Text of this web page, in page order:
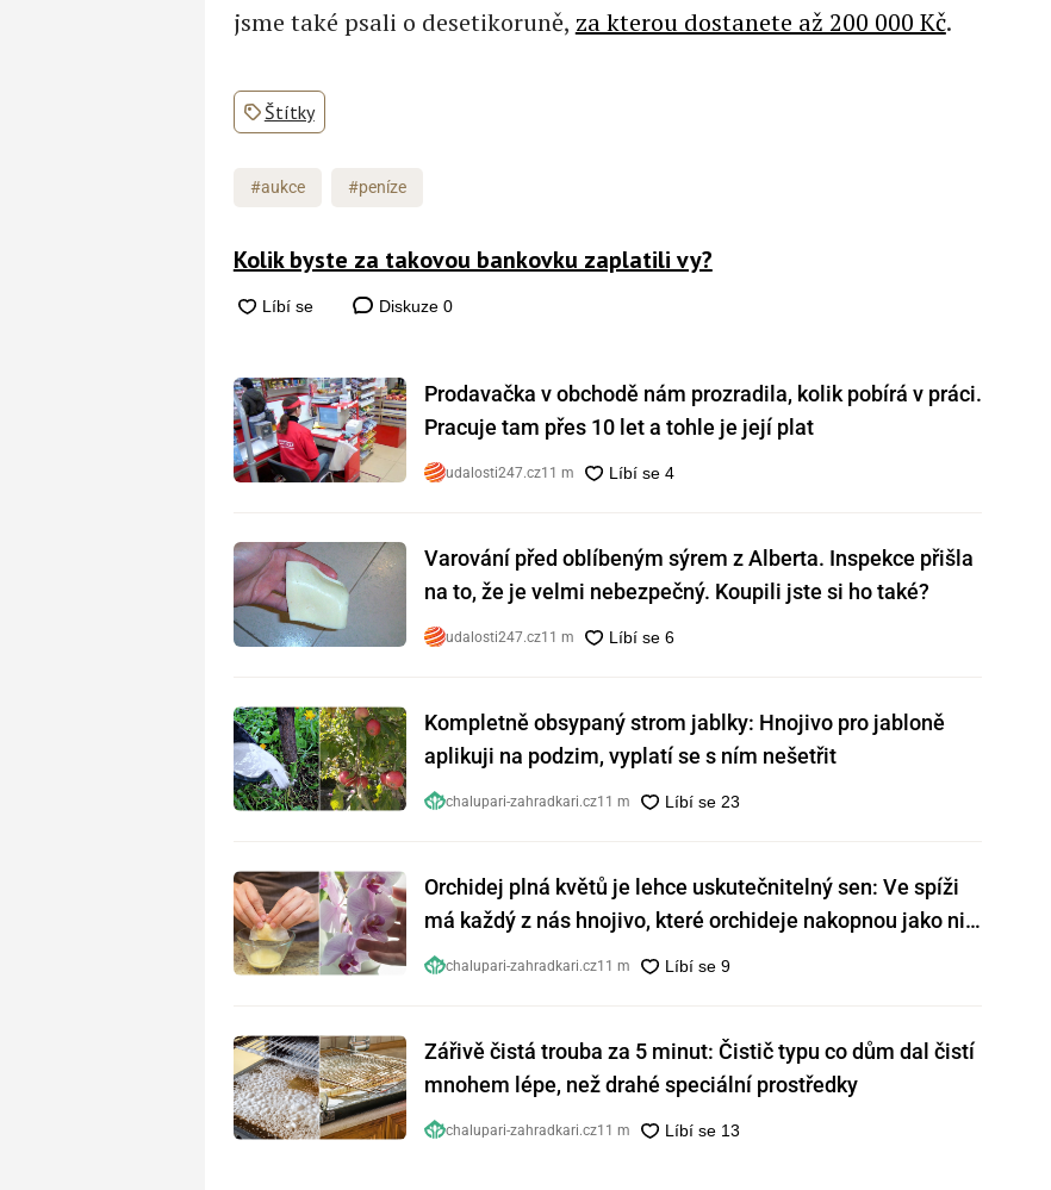
jsme také psali o desetikoruně, za kterou dostanete až 200 000 Kč.
Štítky
#aukce #peníze
Kolik byste za takovou bankovku zaplatili vy?
Diskuze 0
Prodavačka v obchodě nám prozradila, kolik pobírá v práci.
Pracuje tam přes 10 let a tohle je její plat
udalosti247.cz11 m
Varování před oblíbeným sýrem z Alberta. Inspekce přišla
na to, že je velmi nebezpečný. Koupili jste si ho také?
udalosti247.cz11 m
Kompletně obsypaný strom jablky: Hnojivo pro jabloně
aplikuji na podzim, vyplatí se s ním nešetřit
chalupari-zahradkari.cz11 m
Orchidej plná květů je lehce uskutečnitelný sen: Ve spíži
má každý z nás hnojivo, které orchideje nakopnou jako nic
předtím
chalupari-zahradkari.cz11 m
Zářivě čistá trouba za 5 minut: Čistič typu co dům dal čistí
mnohem lépe, než drahé speciální prostředky
chalupari-zahradkari.cz11 m